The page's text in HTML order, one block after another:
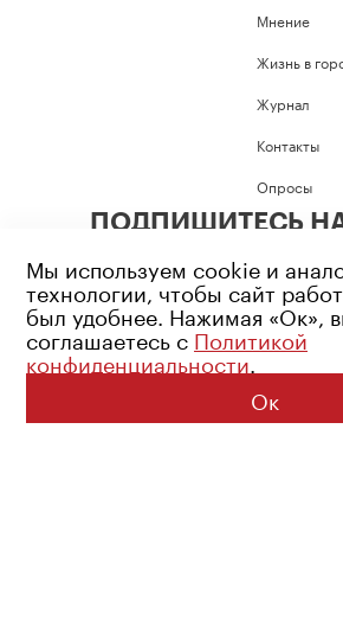
Мнение
Жизнь в
Журнал
Контакты
Опросы
ПОДПИШИТЕСЬ
Возрастное ограничение:
Политика
© 2026 Все права
Мы используем cookie и
технологии, чтобы сайт
был удобнее. Нажимая «Ок»,
соглашаетесь с Политикой
конфиденциальности.
Ок